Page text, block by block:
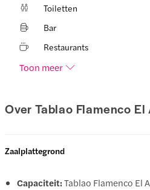
Toiletten
Bar
Restaurants
Toon meer
Over Tablao Flamenco El
Zaalplattegrond
Capaciteit:Tablao Flamenco El